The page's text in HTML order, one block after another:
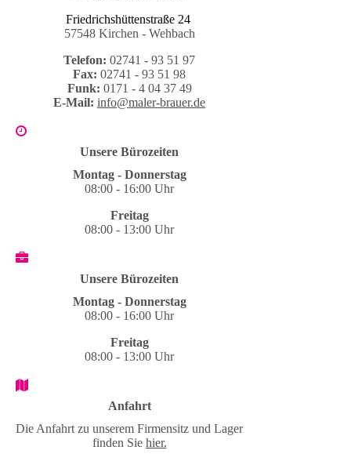
Friedrichshüttenstraße 24
57548 Kirchen - Wehbach
Telefon: 02741 - 93 51 97
Fax: 02741 - 93 51 98
Funk: 0171 - 4 04 37 49
E-Mail: info@maler-brauer.de
Unsere Bürozeiten
Montag - Donnerstag
08:00 - 16:00 Uhr
Freitag
08:00 - 13:00 Uhr
Unsere Bürozeiten
Montag - Donnerstag
08:00 - 16:00 Uhr
Freitag
08:00 - 13:00 Uhr
Anfahrt
Die Anfahrt zu unserem Firmensitz und Lager
finden Sie hier.